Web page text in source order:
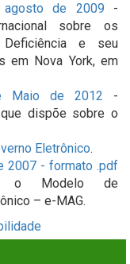
de 2009 -
sobre os
e seu
em Nova York, em
Maio de 2012 -
dispõe sobre o
Eletrônico.
2007 - formato .pdf
o Modelo de
– e-MAG.